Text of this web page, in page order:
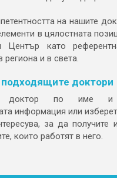
на нашите
в цялостната
Център като
региона и в света.
доктори
доктор по име и
информация или
за да получите
които работят в него.